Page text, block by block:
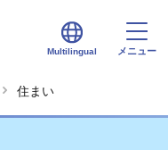
Multilingual メニュー
住まい